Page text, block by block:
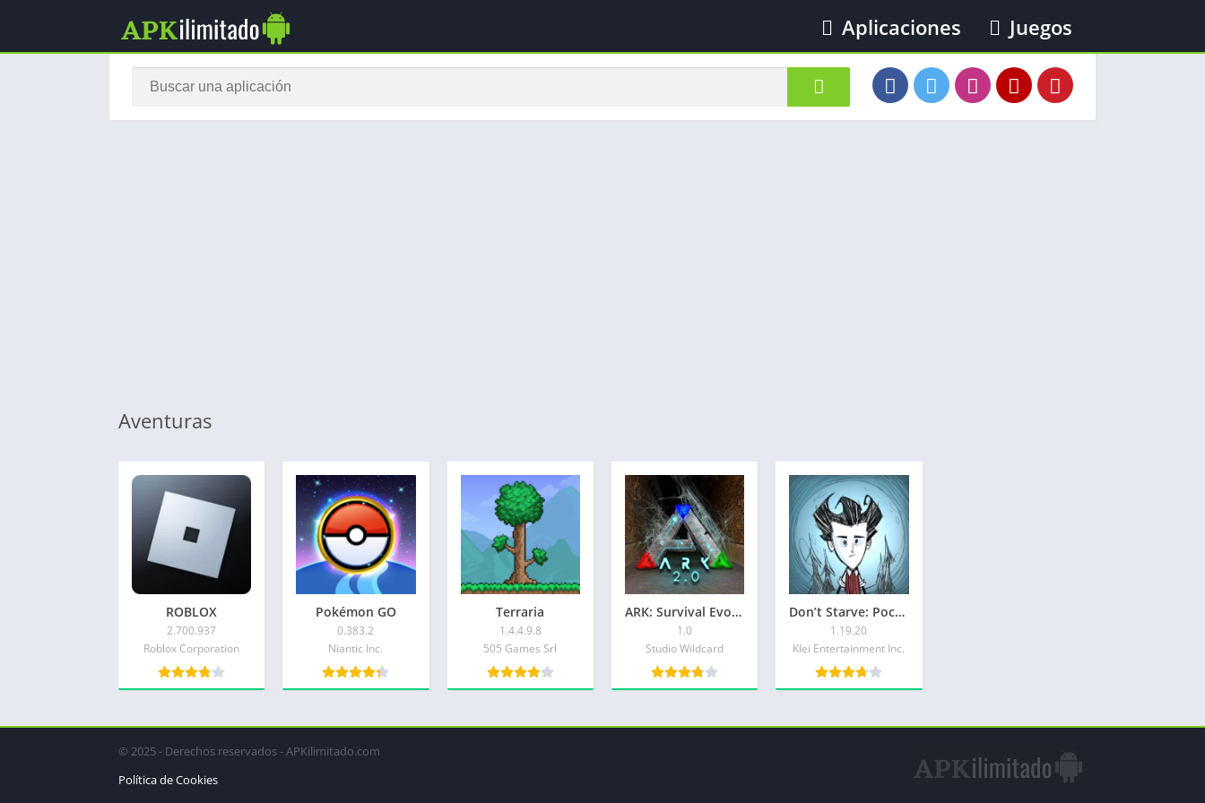
Aplicaciones Juegos
Aventuras
ROBLOX
2.700.937
Roblox Corporation
Pokémon GO
0.383.2
Niantic Inc.
Terraria
1.4.4.9.8
505 Games Srl
ARK: Survival Evolved
1.0
Studio Wildcard
Don’t Starve: Pocket Edition
1.19.20
Klei Entertainment Inc.
© 2025 - Derechos reservados - APKilimitado.com
Política de Cookies